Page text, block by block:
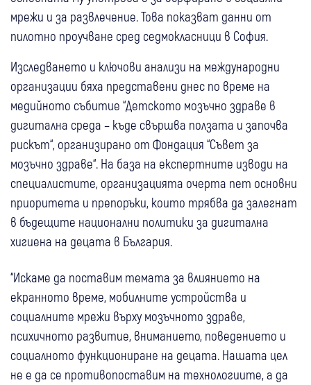
мрежи и за развлечение. Това показват данни от
пилотно проучване сред седмокласници в София.
Изследването и ключови анализи на международни
организации бяха представени днес по време на
медийното събитие “Детското мозъчно здраве в
дигитална среда – къде свършва ползата и започва
рискът“, организирано от Фондация “Съвет за
мозъчно здраве“. На база на експертните изводи на
специалистите, организацията очерта пет основни
приоритета и препоръки, които трябва да залегнат
в бъдещите национални политики за дигитална
хигиена на децата в България.
“Искаме да поставим темата за влиянието на
екранното време, мобилните устройства и
социалните мрежи върху мозъчното здраве,
психичното развитие, вниманието, поведението и
социалното функциониране на децата. Нашата цел
не е да се противопоставим на технологиите, а да